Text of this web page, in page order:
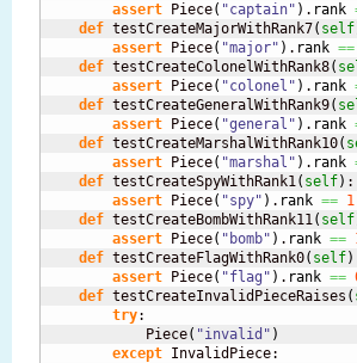
assert Piece( "captain" ) . rank
def testCreateMajorWithRank7( self
assert Piece( "major" ) . rank ==
def testCreateColonelWithRank8(
assert Piece( "colonel" ) . rank
def testCreateGeneralWithRank9(
assert Piece( "general" ) . rank
def testCreateMarshalWithRank10(
assert Piece( "marshal" ) . rank
def testCreateSpyWithRank1( self) :
assert Piece( "spy" ) . rank == 1
def testCreateBombWithRank11( self
assert Piece( "bomb" ) . rank ==
def testCreateFlagWithRank0( self)
assert Piece( "flag" ) . rank ==
def testCreateInvalidPieceRaises (
try:
            Piece
( "invalid" )
except InvalidPiece: